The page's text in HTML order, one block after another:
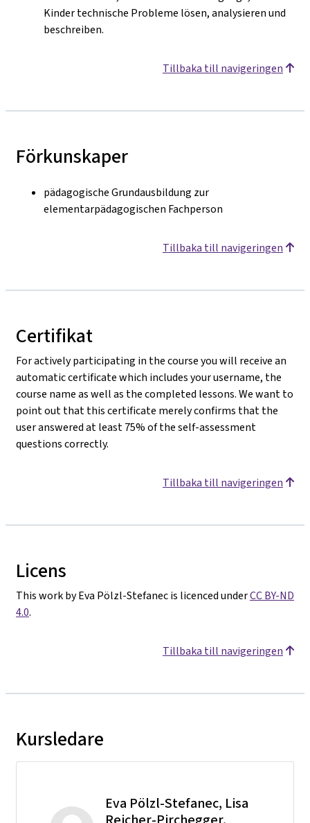
Kinder technische Probleme lösen, analysieren und
beschreiben.
Tillbaka till navigeringen
Förkunskaper
pädagogische Grundausbildung zur
elementarpädagogischen Fachperson
Tillbaka till navigeringen
Certifikat
For actively participating in the course you will receive an
automatic certificate which includes your username, the
course name as well as the completed lessons. We want to
point out that this certificate merely confirms that the
user answered at least 75% of the self-assessment
questions correctly.
Tillbaka till navigeringen
Licens
This work by Eva Pölzl-Stefanec is licenced underCC BY-ND
4.0.
Tillbaka till navigeringen
Kursledare
Eva Pölzl-Stefanec, Lisa